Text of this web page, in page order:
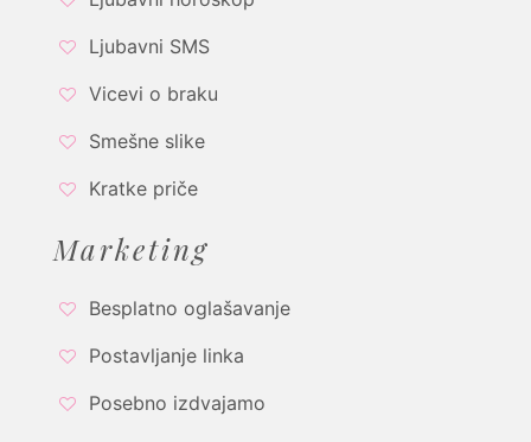
Ljubavni SMS
Vicevi o braku
Smešne slike
Kratke priče
Marketing
Besplatno oglašavanje
Postavljanje linka
Posebno izdvajamo